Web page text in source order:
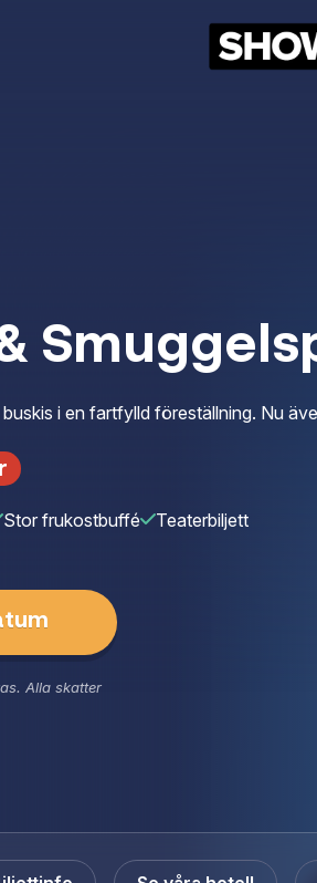
i en fartfylld föreställning. Nu
Stor frukostbuffé
Teaterbiljett
Alla skatter